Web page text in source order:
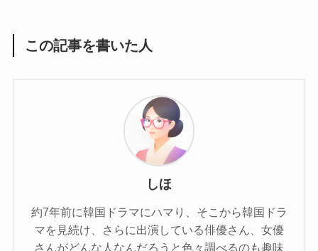
この記事を書いた人
しほ
約7年前に韓国ドラマにハマり、そこから韓国ドラ
マを見続け、さらに出演している俳優さん、女優
さんがどんな人なんだろうと色々調べるのも趣味